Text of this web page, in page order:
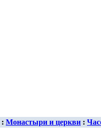
: Монастыри и церкви :